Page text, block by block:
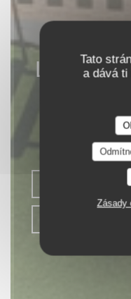
Tato
a dává
Zásady
LE
TERRASSE